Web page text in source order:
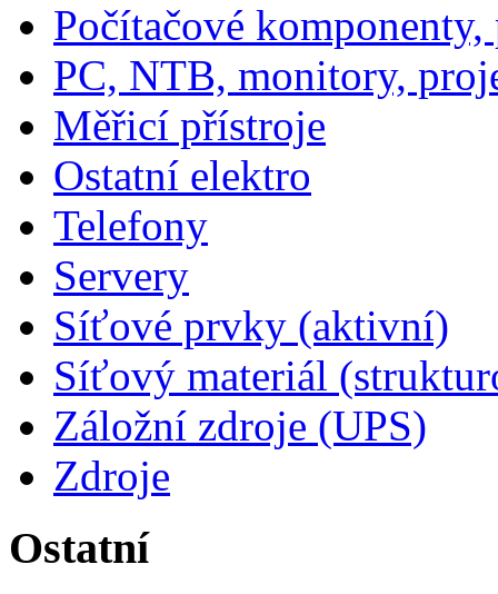
Počítačové
PC, NTB, monitory,
Měřicí přístroje
Ostatní elektro
Telefony
Servery
Síťové prvky (aktivní)
Síťový materiál
Záložní zdroje (UPS)
Zdroje
Ostatní